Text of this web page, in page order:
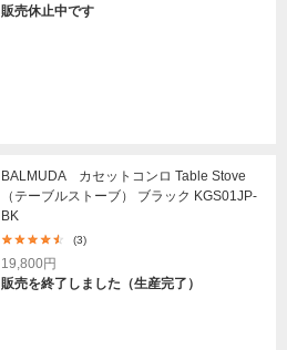
販売休止中です
BALMUDA カセットコンロ Table Stove
（テーブルストーブ） ブラック KGS01JP-
BK
(3)
19,800円
販売を終了しました（生産完了）